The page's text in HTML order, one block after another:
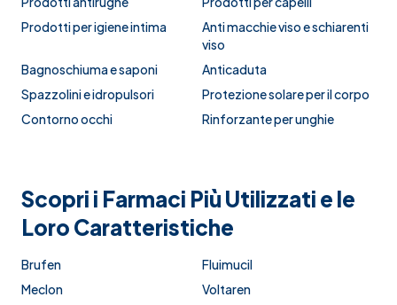
Prodotti per igiene intima
Anti macchie viso e schiarenti
viso
Bagnoschiuma e saponi
Anticaduta
Spazzolini e idropulsori
Protezione solare per il corpo
Contorno occhi
Rinforzante per unghie
Scopri i Farmaci Più Utilizzati e le
Loro Caratteristiche
Brufen
Fluimucil
Meclon
Voltaren